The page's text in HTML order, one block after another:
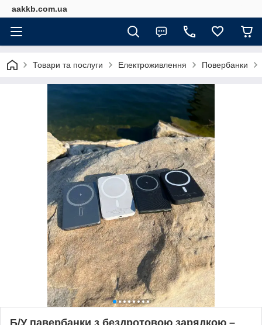
aakkb.com.ua
Товари та послуги Електроживлення Повербанки
Б/У павербанки з бездротовою зарядкою –